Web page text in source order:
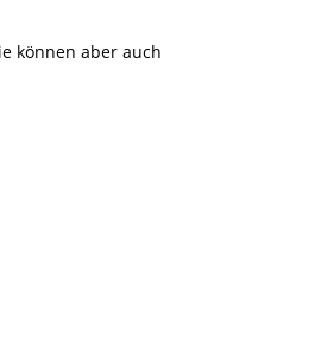
können aber auch